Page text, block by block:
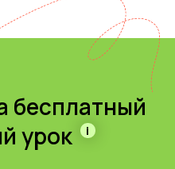
бесплатный
урок
i